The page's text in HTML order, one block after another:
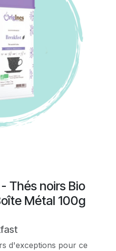
Thés noirs Bio
Métal 100g
d'exceptions pour ce